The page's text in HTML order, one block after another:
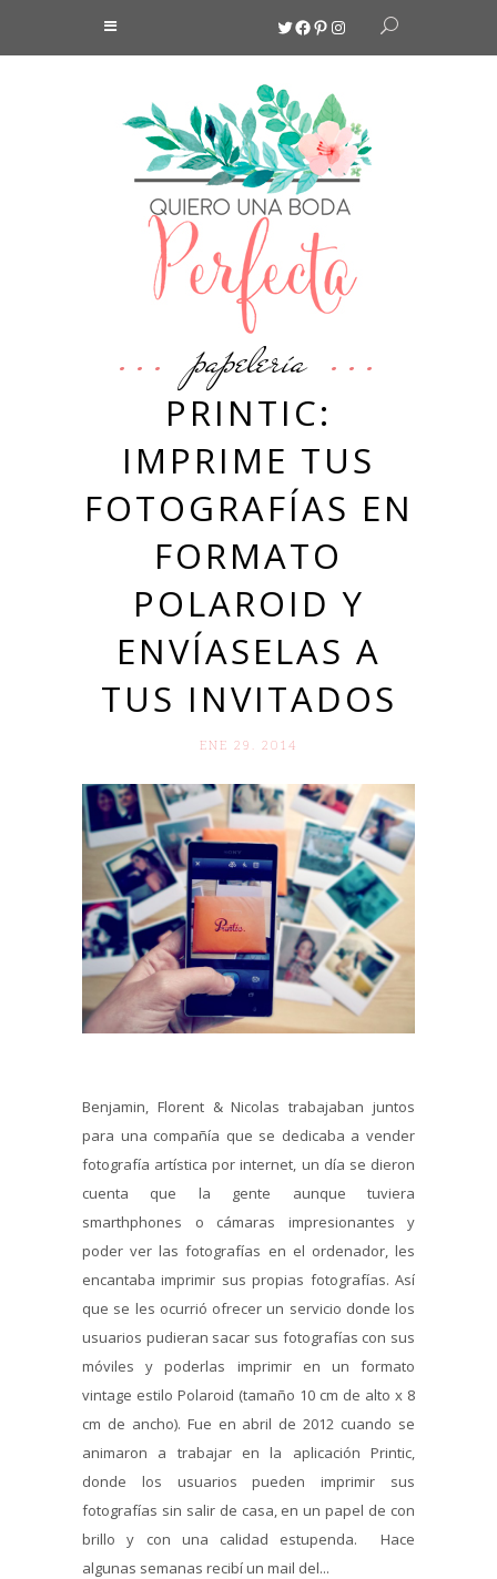
Twitter
Facebook
Pinterest
Instagram
papelería
PRINTIC:
IMPRIME TUS
FOTOGRAFÍAS EN
FORMATO
POLAROID Y
ENVÍASELAS A
TUS INVITADOS
ENE 29. 2014
Benjamin, Florent & Nicolas trabajaban juntos
para una compañía que se dedicaba a vender
fotografía artística por internet, un día se dieron
cuenta que la gente aunque tuviera
smarthphones o cámaras impresionantes y
poder ver las fotografías en el ordenador, les
encantaba imprimir sus propias fotografías. Así
que se les ocurrió ofrecer un servicio donde los
usuarios pudieran sacar sus fotografías con sus
móviles y poderlas imprimir en un formato
vintage estilo Polaroid (tamaño 10 cm de alto x 8
cm de ancho). Fue en abril de 2012 cuando se
animaron a trabajar en la aplicación Printic,
donde los usuarios pueden imprimir sus
fotografías sin salir de casa, en un papel de con
brillo y con una calidad estupenda. Hace
algunas semanas recibí un mail del...